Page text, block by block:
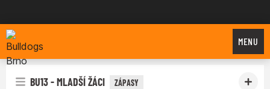
Bulldogs Brno
MENU
BU13 - MLADŠÍ ŽÁCI ZÁPASY